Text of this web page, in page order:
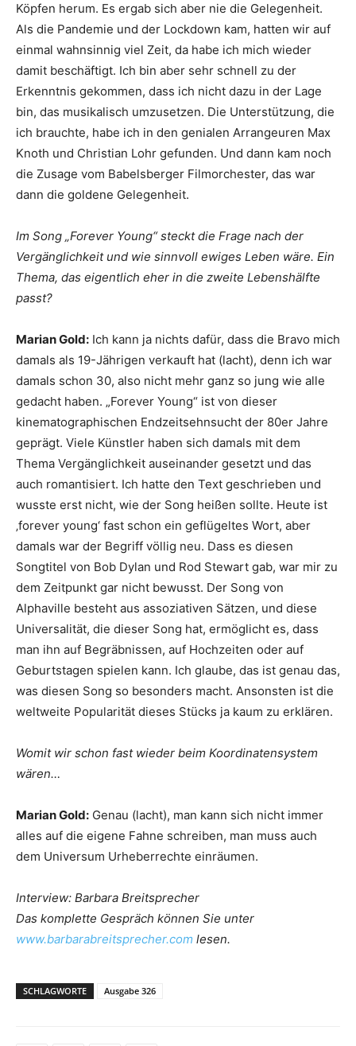
Köpfen herum. Es ergab sich aber nie die Gelegenheit.
Als die Pandemie und der Lockdown kam, hatten wir auf
einmal wahnsinnig viel Zeit, da habe ich mich wieder
damit beschäftigt. Ich bin aber sehr schnell zu der
Erkenntnis gekommen, dass ich nicht dazu in der Lage
bin, das musikalisch umzusetzen. Die Unterstützung, die
ich brauchte, habe ich in den genialen Arrangeuren Max
Knoth und Christian Lohr gefunden. Und dann kam noch
die Zusage vom Babelsberger Filmorchester, das war
dann die goldene Gelegenheit.
Im Song „Forever Young“ steckt die Frage nach der
Vergänglichkeit und wie sinnvoll ewiges Leben wäre. Ein
Thema, das eigentlich eher in die zweite Lebenshälfte
passt?
Marian Gold: Ich kann ja nichts dafür, dass die Bravo mich
damals als 19-Jährigen verkauft hat (lacht), denn ich war
damals schon 30, also nicht mehr ganz so jung wie alle
gedacht haben. „Forever Young“ ist von dieser
kinematographischen Endzeit­sehnsucht der 80er Jahre
geprägt. Viele Künstler haben sich damals mit dem
Thema Vergänglichkeit auseinander gesetzt und das
auch romantisiert. Ich hatte den Text geschrieben und
wusste erst nicht, wie der Song heißen sollte. Heute ist
‚forever young‘ fast schon ein geflügeltes Wort, aber
damals war der Begriff völlig neu. Dass es diesen
Songtitel von Bob Dylan und Rod Stewart gab, war mir zu
dem Zeitpunkt gar nicht bewusst. Der Song von
Alphaville besteht aus assoziativen Sätzen, und diese
Universalität, die dieser Song hat, ermöglicht es, dass
man ihn auf Begräbnissen, auf Hochzeiten oder auf
Geburtstagen spielen kann. Ich glaube, das ist genau das,
was diesen Song so besonders macht. Ansonsten ist die
weltweite Popularität dieses Stücks ja kaum zu erklären.
Womit wir schon fast wieder beim Koordinatensystem
wären…
Marian Gold: Genau (lacht), man kann sich nicht immer
alles auf die eigene Fahne schreiben, man muss auch
dem Universum Urheberrechte einräumen.
Interview: Barbara Breitsprecher
Das komplette Gespräch können Sie unter
www.barbarabreitsprecher.com lesen.
SCHLAGWORTE Ausgabe 326